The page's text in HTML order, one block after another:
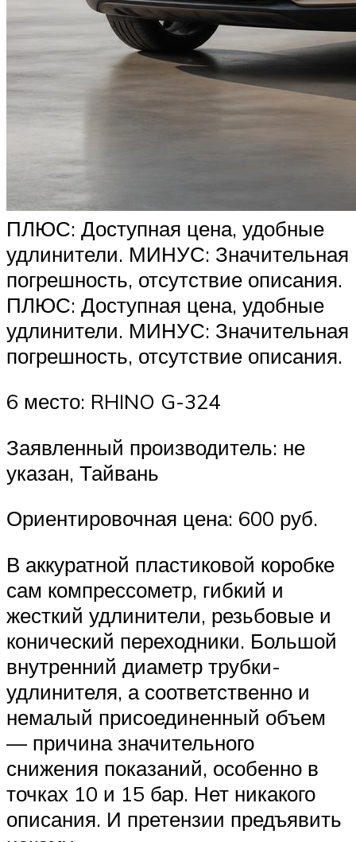
ПЛЮС: Доступная цена, удобные
удлинители. МИНУС: Значительная
погрешность, отсутствие описания.
ПЛЮС: Доступная цена, удобные
удлинители. МИНУС: Значительная
погрешность, отсутствие описания.
6 место: RHINO G-324
Заявленный производитель: не
указан, Тайвань
Ориентировочная цена: 600 руб.
В аккуратной пластиковой коробке
сам компрессометр, гибкий и
жесткий удлинители, резьбовые и
конический переходники. Большой
внутренний диаметр трубки-
удлинителя, а соответственно и
немалый присоединенный объем
— причина значительного
снижения показаний, особенно в
точках 10 и 15 бар. Нет никакого
описания. И претензии предъявить